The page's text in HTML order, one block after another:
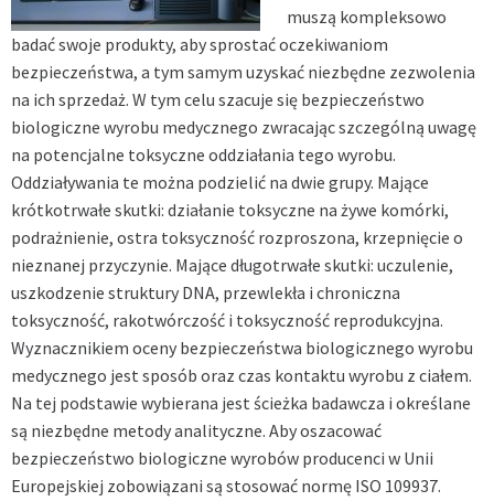
muszą kompleksowo
badać swoje produkty, aby sprostać oczekiwaniom
bezpieczeństwa, a tym samym uzyskać niezbędne zezwolenia
na ich sprzedaż. W tym celu szacuje się bezpieczeństwo
biologiczne wyrobu medycznego zwracając szczególną uwagę
na potencjalne toksyczne oddziałania tego wyrobu.
Oddziaływania te można podzielić na dwie grupy. Mające
krótkotrwałe skutki: działanie toksyczne na żywe komórki,
podrażnienie, ostra toksyczność rozproszona, krzepnięcie o
nieznanej przyczynie. Mające długotrwałe skutki: uczulenie,
uszkodzenie struktury DNA, przewlekła i chroniczna
toksyczność, rakotwórczość i toksyczność reprodukcyjna.
Wyznacznikiem oceny bezpieczeństwa biologicznego wyrobu
medycznego jest sposób oraz czas kontaktu wyrobu z ciałem.
Na tej podstawie wybierana jest ścieżka badawcza i określane
są niezbędne metody analityczne. Aby oszacować
bezpieczeństwo biologiczne wyrobów producenci w Unii
Europejskiej zobowiązani są stosować normę ISO 109937.